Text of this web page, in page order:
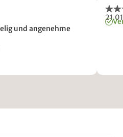
und angenehme